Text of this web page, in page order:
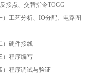
接点、交替指令TOGG
）工艺分析、IO分配、电路图
）硬件接线
）程序编写
）程序调试与验证